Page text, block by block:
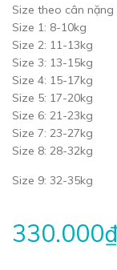
Size theo cân nặng
Size 1: 8-10kg
Size 2: 11-13kg
Size 3: 13-15kg
Size 4: 15-17kg
Size 5: 17-20kg
Size 6: 21-23kg
Size 7: 23-27kg
Size 8: 28-32kg
Size 9: 32-35kg